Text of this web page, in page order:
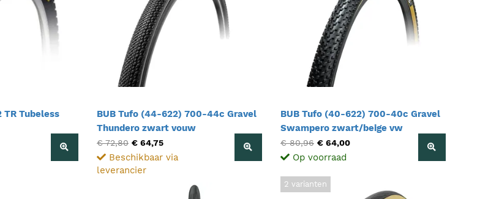
TR Tubeless
BUB Tufo (44-622) 700-44c Gravel
Thundero zwart vouw
€ 72,80 € 64,75
Beschikbaar via
leverancier
BUB Tufo (40-622) 700-40c Gravel
Swampero zwart/beige vw
€ 80,96 € 64,00
Op voorraad
2 varianten